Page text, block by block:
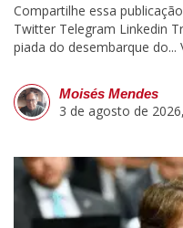
Compartilhe essa
Twitter Telegram Linkedin
piada do desembarque do...
Moisés Mendes
3 de agosto de